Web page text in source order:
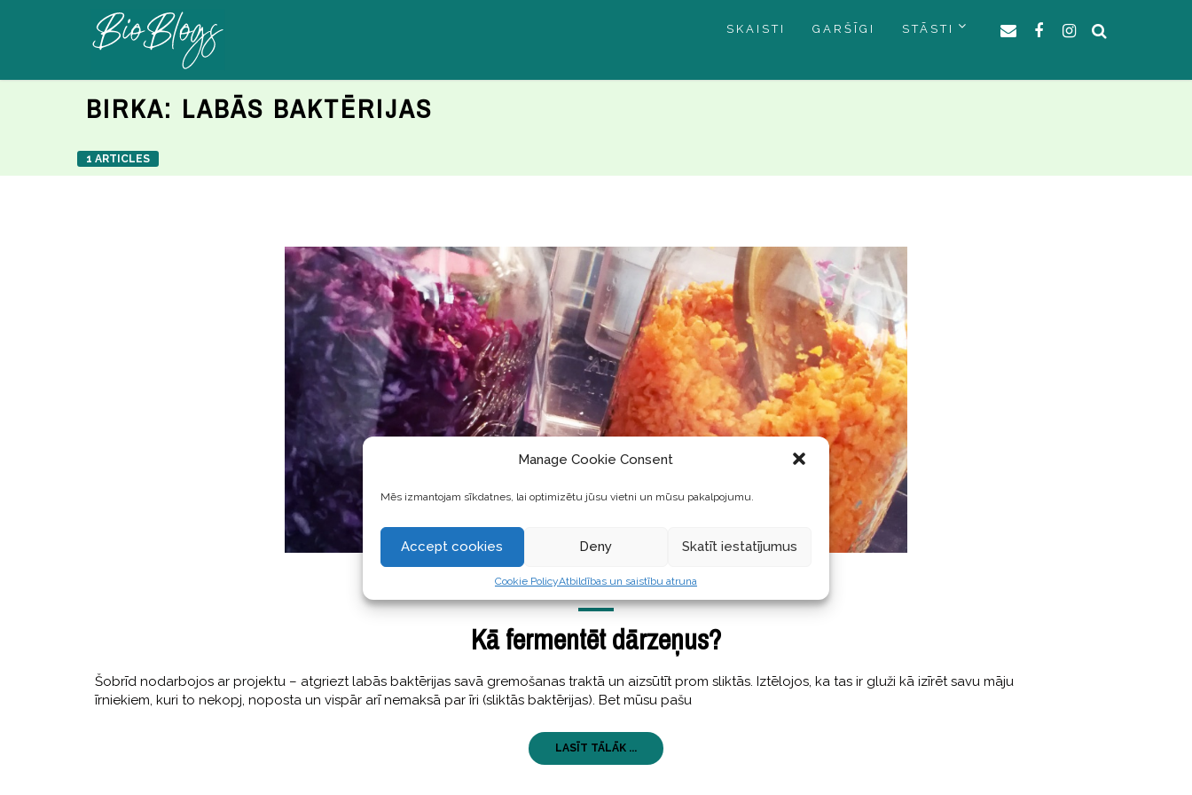
Manage Cookie Consent
Mēs izmantojam sīkdatnes, lai optimizētu jūsu vietni un mūsu pakalpojumu.
Accept cookies Deny Skatīt iestatījumus
Cookie PolicyAtbildības un saistību atruna
SKAISTI GARŠĪGI STĀSTI
BIRKA: LABĀS BAKTĒRIJAS
1 ARTICLES
GARŠĪGI
Kā fermentēt dārzeņus?
Šobrīd nodarbojos ar projektu – atgriezt labās baktērijas savā gremošanas traktā un aizsūtīt prom sliktās. Iztēlojos, ka tas ir gluži kā izīrēt savu māju
īrniekiem, kuri to nekopj, noposta un vispār arī nemaksā par īri (sliktās baktērijas). Bet mūsu pašu
LASĪT TĀLĀK ...